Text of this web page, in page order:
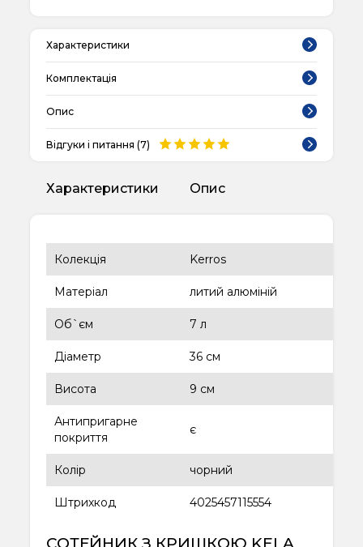
Характеристики
Комплектація
Опис
Відгуки і питання (7)
Характеристики Опис
Колекція Kerros
Матеріал литий алюміній
Об`єм 7 л
Діаметр 36 см
Висота 9 см
Антипригарне
покриття
є
Колір чорний
Штрихкод 4025457115554